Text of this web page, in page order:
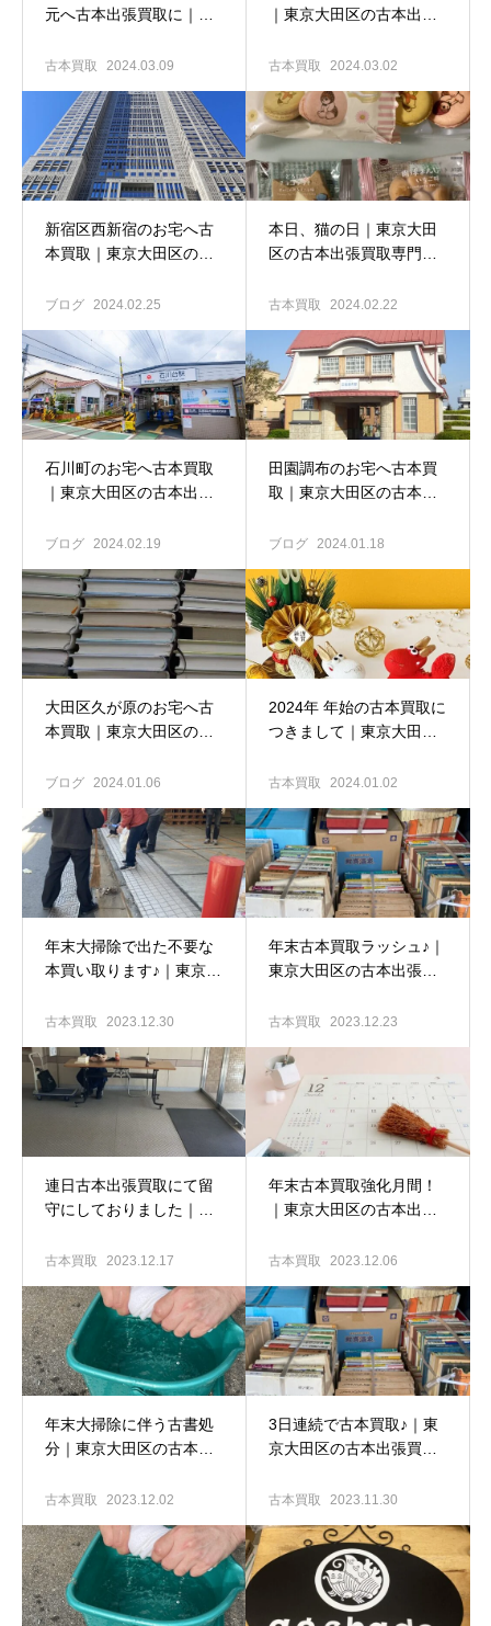
元へ古本出張買取に｜東
店 古書窟揚羽堂
古本買取 2024.03.09
｜東京大田区の古本出張
古本買取 2024.03.02
新宿区西新宿のお宅へ古
本買取｜東京大田区の古
揚羽堂
ブログ 2024.02.25
本日、猫の日｜東京大田
区の古本出張買取専門店
古本買取 2024.02.22
石川町のお宅へ古本買取
｜東京大田区の古本出張
堂
ブログ 2024.02.19
田園調布のお宅へ古本買
取｜東京大田区の古本出
堂
ブログ 2024.01.18
大田区久が原のお宅へ古
本買取｜東京大田区の古
揚羽堂
ブログ 2024.01.06
2024年 年始の古本買取に
つきまして｜東京大田区
書窟揚羽堂
古本買取 2024.01.02
年末大掃除で出た不要な
本買い取ります♪｜東京大
店 古書窟揚羽堂
古本買取 2023.12.30
年末古本買取ラッシュ♪｜
東京大田区の古本出張買
古本買取 2023.12.23
連日古本出張買取にて留
守にしておりました｜東
店 古書窟揚羽堂
古本買取 2023.12.17
年末古本買取強化月間！
｜東京大田区の古本出張
古本買取 2023.12.06
年末大掃除に伴う古書処
分｜東京大田区の古本出
堂
古本買取 2023.12.02
3日連続で古本買取♪｜東
京大田区の古本出張買取
古本買取 2023.11.30